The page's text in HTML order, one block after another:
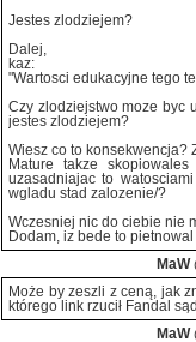
Jestes zlodziejem?
Dalej,
kaz:
"Wartosci edukacyjne tego
Czy zlodziejstwo moze byc
jestes zlodziejem?
Wiesz co to konsekwencja?
Mature takze
uzasadniajac to
wgladu stad zalozenie/?
Wczesniej nic do ciebie nie
Dodam, iz bede to
MaW
Może by zeszli z ceną, jak
którego link rzucił Fandal
MaW